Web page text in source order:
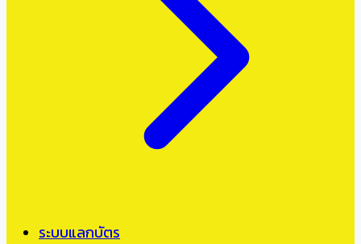
ระบบแลกบัตร